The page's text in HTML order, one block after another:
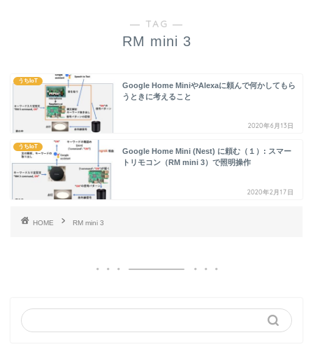
― TAG ―
RM mini 3
うちIoT
Google Home MiniやAlexaに頼んで何かしてもら
うときに考えること
2020年6月13日
うちIoT
Google Home Mini (Nest) に頼む（１）: スマー
トリモコン（RM mini 3）で照明操作
2020年2月17日
HOME RM mini 3